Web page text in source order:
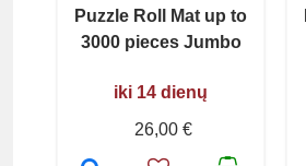
Puzzle Roll Mat up to
3000 pieces Jumbo
iki 14 dienų
26,00 €